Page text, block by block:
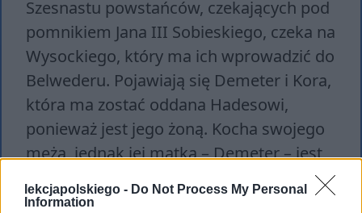
lekcjapolskiego - Do Not Process My Personal
Information
Szesnastu powstańców, czekających pod
pomnikiem Jana III Sobieskiego, czeka na
Wysockiego, który ma ich wprowadzić do
Belwederu. Pojawiają się Demeter i Kora,
która ma zostać oddana Hadesowi,
ponieważ jest jego żoną. Kocha swojego
męża, jednak jej matka – Demeter – jest
zrozpaczona. Demeter znika po tym, jak
Hymen (bóg małżeństwa) zabiera Korę